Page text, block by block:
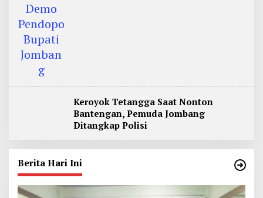
Keroyok Tetangga Saat Nonton
Bantengan, Pemuda Jombang
Ditangkap Polisi
Berita Hari Ini